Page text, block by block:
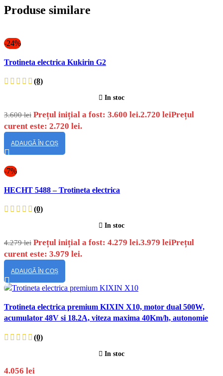
Produse similare
-24%
Vizualizare
Trotineta electrica Kukirin G2
(8)
In stoc
3.600lei Prețul inițial a fost: 3.600 lei.2.720 leiPrețul
curent este: 2.720 lei.
ADAUGĂ ÎN COȘ
-7%
Vizualizare
HECHT 5488 – Trotineta electrica
(0)
In stoc
4.279lei Prețul inițial a fost: 4.279 lei.3.979 leiPrețul
curent este: 3.979 lei.
ADAUGĂ ÎN COȘ
Vizualizare
Trotineta electrica premium KIXIN X10, motor dual 500W,
acumulator 48V si 18.2A, viteza maxima 40Km/h, autonomie
(0)
In stoc
4.056 lei